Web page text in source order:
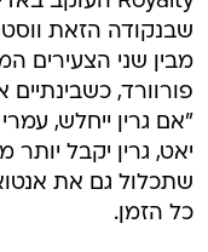
שבנקודה הזאת
מבין שני הצעירים
פורוורד, כשבינתיים
"אם גרין ייחלש,
יאט, גרין יקבל
שתכלול גם את
כל הזמן.